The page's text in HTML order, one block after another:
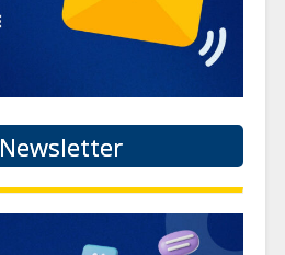
Newsletter